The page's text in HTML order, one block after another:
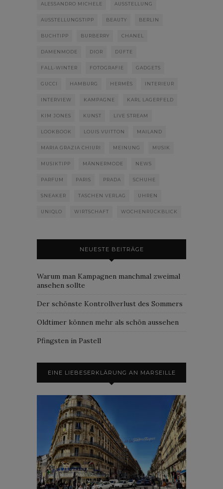
ALESSANDRO MICHELE AUSSTELLUNG
AUSSTELLUNGSTIPP BEAUTY BERLIN
BUCHTIPP BURBERRY CHANEL
DAMENMODE DIOR DÜFTE
FALL-WINTER FOTOGRAFIE GADGETS
GUCCI HAMBURG HERMÈS INTERIEUR
INTERVIEW KAMPAGNE KARL LAGERFELD
KIM JONES KUNST LIVE STREAM
LOOKBOOK LOUIS VUITTON MAILAND
MARIA GRAZIA CHIURI MEINUNG MUSIK
MUSIKTIPP MÄNNERMODE NEWS
PARFUM PARIS PRADA SCHUHE
SNEAKER TASCHEN VERLAG UHREN
UNIQLO WIRTSCHAFT WOCHENRÜCKBLICK
NEUESTE BEITRÄGE
Warum man Kampagnen manchmal zweimal
ansehen sollte
Der schönste Kontrollverlust des Sommers
Oldtimer können mehr als schön aussehen
Pfingsten in Pastell
EINE LIEBESERKLÄRUNG AN MARSEILLE